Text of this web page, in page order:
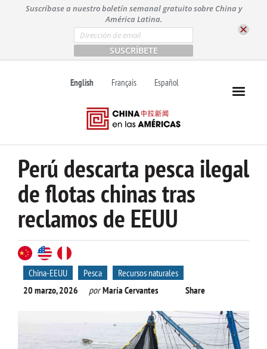
t
Suscríbase a nuestro boletín semanal gratuito sobre China y
América Latina.
E
m
a
i
*
English Français Español
Perú descarta pesca ilegal
de flotas chinas tras
reclamos de EEUU
China-EEUU Pesca
Recursos naturales
20 marzo, 2026
porMaría Cervantes Share